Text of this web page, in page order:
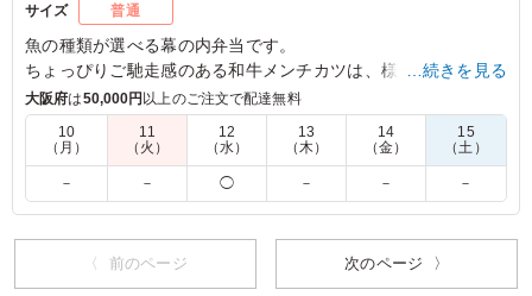
サイズ 普通
魚の種類が選べる幕の内弁当です。
ちょっぴりご馳走感のある和牛メンチカツは、様々なシーンで
重宝して頂けること間違いなし！
京の味処じゅ楽ならではの美味しさがギュッと詰まっていま
す。
5.0 株式会社ゆうゆう塾
定の美味しさです。 コストパフォーマンスがとても良い
…続きを見る
大阪府は50,000円以上のご注文で配達無料
10
（月）
11
（火）
12
（水）
13
（木）
14
（金）
15
（土）
－ － ◯ － － －
〈 前のページ 次のページ 〉